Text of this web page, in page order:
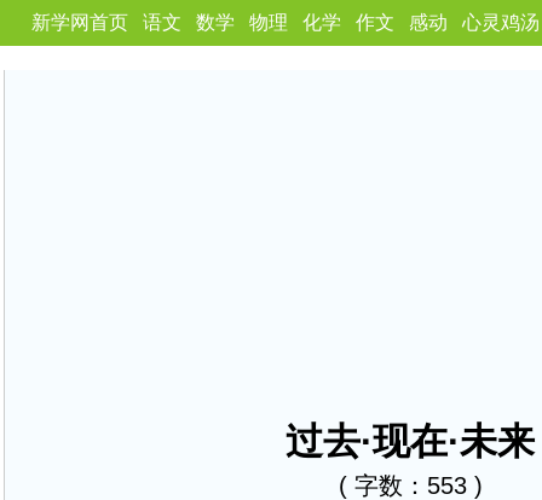
新学网首页 语文 数学 物理 化学 作文 感动 心灵鸡汤
过去·现在·未来
( 字数：553 )